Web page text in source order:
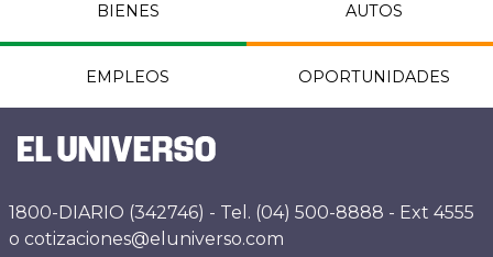
BIENES AUTOS
EMPLEOS OPORTUNIDADES
1800-DIARIO (342746) - Tel. (04) 500-8888 - Ext 4555
o cotizaciones@eluniverso.com